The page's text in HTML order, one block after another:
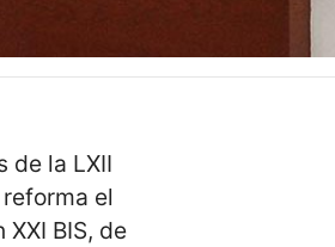
de la LXII
el
BIS, de